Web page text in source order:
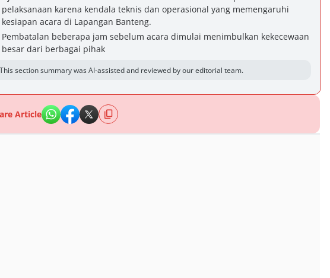
pelaksanaan karena kendala teknis dan operasional yang memengaruhi
kesiapan acara di Lapangan Banteng.
Pembatalan beberapa jam sebelum acara dimulai menimbulkan kekecewaan
besar dari berbagai pihak
This section summary was AI-assisted and reviewed by our editorial team.
Article